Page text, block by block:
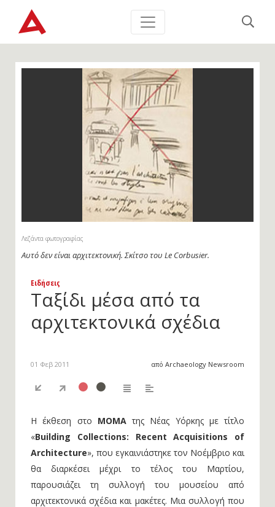
Λεζάντα φωτογραφίας
Αυτό δεν είναι αρχιτεκτονική. Σκίτσο του Le Corbusier.
Ειδήσεις
Ταξίδι μέσα από τα
αρχιτεκτονικά σχέδια
01 Φεβ 2011 από Archaeology Newsroom
Η έκθεση στο ΜΟΜΑτης Νέας Υόρκης με τίτλο
«Building Collections: Recent Acquisitions of
Architecture», που εγκαινιάστηκε τον Νοέμβριο και
θα διαρκέσει μέχρι το τέλος του Μαρτίου,
παρουσιάζει τη συλλογή του μουσείου από
αρχιτεκτονικά σχέδια και μακέτες. Μια συλλογή που